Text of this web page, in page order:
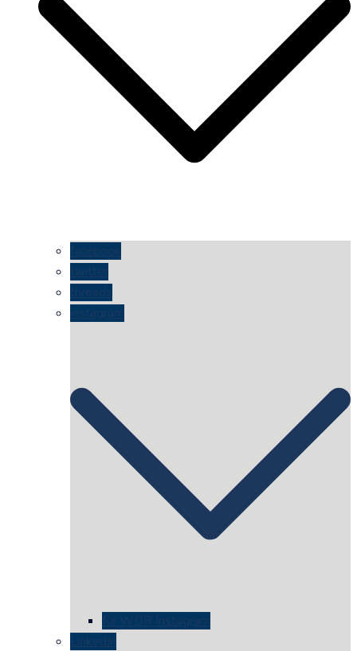
facebook
twitter
threads
instagram
für WDR Instagram
LinkedIn